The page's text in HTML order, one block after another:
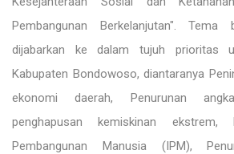
Pembangunan Berkelanjutan".
dijabarkan ke dalam tujuh prioritas
Kabupaten Bondowoso, diantaranya
ekonomi daerah, Penurunan
penghapusan kemiskinan ekstrem,
Pembangunan Manusia (IPM),